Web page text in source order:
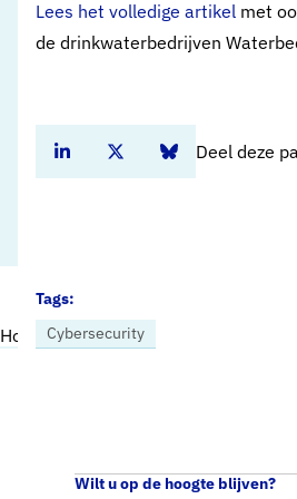
Home Nieuws
Lees het volledige artikel met
de drinkwaterbedrijven
Deel deze
Deel dit artikel op Linkedin
Deel dit artikel op
Deel dit artikel
Tags:
Cybersecurity
Wilt u op de hoogte blijven?